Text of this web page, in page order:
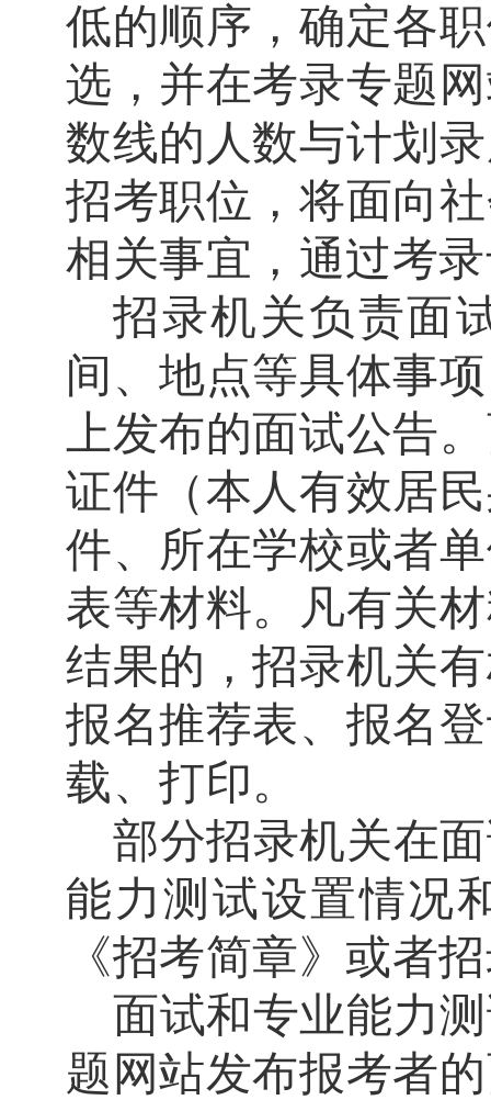
低的顺序，确定各
选，并在考录专题
数线的人数与计划
招考职位，将面向
相关事宜，通过考
招录机关负责面
间、地点等具体事
上发布的面试公告
证件（本人有效居
件、 所在学校或者
表等材料。凡有关
结果的，招录机关
报名推荐表、报名
载、打印。
部分招录机关在
能力测试设置情况
《招考简章》或者
面试和专业能力
题网站发布报考者